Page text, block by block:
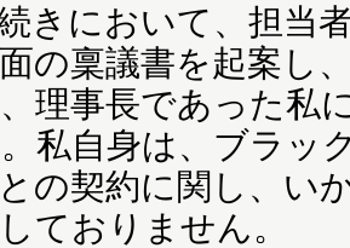
きにおいて、担当
の稟議書を起案し
理事長であった私
私自身は、ブラッ
との契約に関し、い
ておりません。